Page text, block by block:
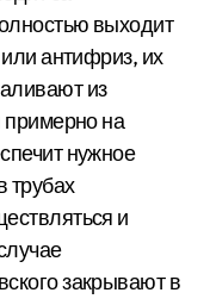
выходит
антифриз, их
из
примерно на
нужное
трубах
и
закрывают в